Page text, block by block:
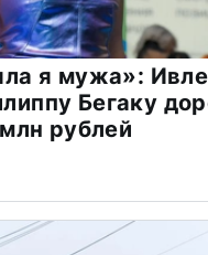
я мужа»:
Бегаку
рублей